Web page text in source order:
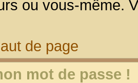
ou vous-même.
de page
mot de passe !